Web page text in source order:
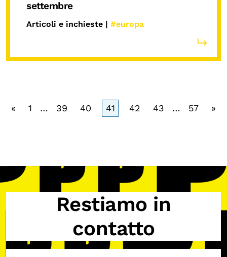
settembre
Articoli e inchieste | #europa
« 1 … 39 40 41 42 43 … 57 »
Restiamo in
contatto